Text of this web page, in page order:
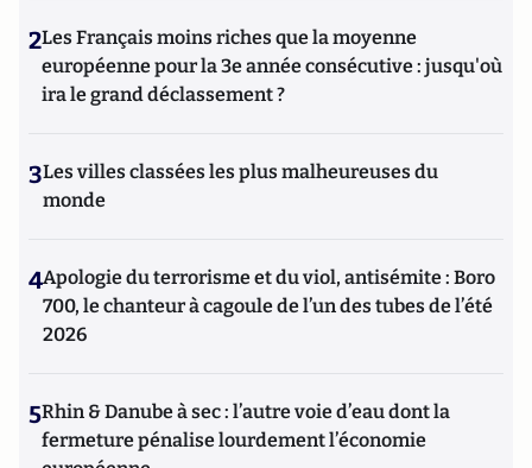
2Les Français moins riches que la moyenne
européenne pour la 3e année consécutive : jusqu'où
ira le grand déclassement ?
3Les villes classées les plus malheureuses du
monde
4Apologie du terrorisme et du viol, antisémite : Boro
700, le chanteur à cagoule de l’un des tubes de l’été
2026
5Rhin & Danube à sec : l’autre voie d’eau dont la
fermeture pénalise lourdement l’économie